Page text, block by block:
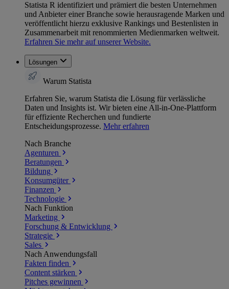
Statista R identifiziert und prämiert die besten Unternehmen
und Anbieter einer Branche sowie herausragende Marken und
veröffentlicht hierzu exklusive Rankings und Bestenlisten in
Zusammenarbeit mit renommierten Medienmarken weltweit.
Erfahren Sie mehr auf unserer Website.
Lösungen
Warum Statista
Erfahren Sie, warum Statista die Lösung für verlässliche
Daten und Insights ist. Wir bieten eine All-in-One-Plattform
für effiziente Recherchen und fundierte
Entscheidungsprozesse. Mehr erfahren
Nach Branche
Agenturen
Beratungen
Bildung
Konsumgüter
Finanzen
Technologie
Nach Funktion
Marketing
Forschung & Entwicklung
Strategie
Sales
Nach Anwendungsfall
Fakten finden
Content stärken
Pitches gewinnen